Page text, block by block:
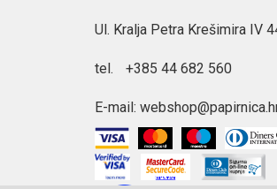
Ul. Kralja Petra Krešimira IV
tel. +385 44 682 560
E-mail: